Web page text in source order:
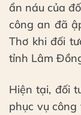
ẩn náu của
công an đã
Thơ khi đối
tỉnh Lâm
Hiện tại, đối
phục vụ